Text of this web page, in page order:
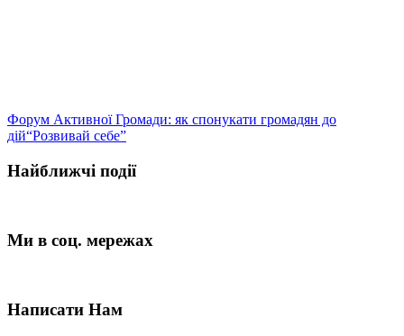
Форум Активної Громади: як спонукати громадян до
дій“Розвивай себе”
Найближчі події
Ми в соц. мережах
Написати Нам